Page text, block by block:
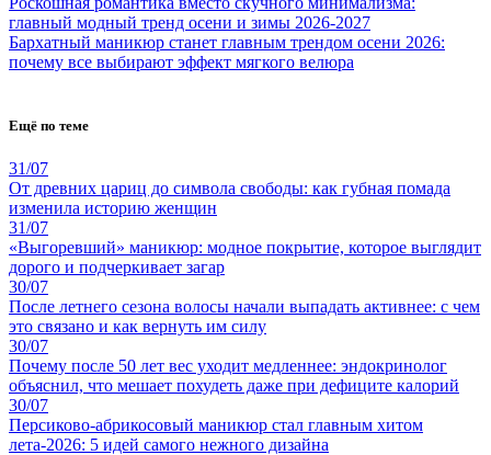
главный модный тренд осени и зимы 2026-2027
Бархатный маникюр станет главным трендом осени 2026:
почему все выбирают эффект мягкого велюра
Ещё по теме
31/07
От древних цариц до символа свободы: как губная помада
изменила историю женщин
31/07
«Выгоревший» маникюр: модное покрытие, которое выглядит
дорого и подчеркивает загар
30/07
После летнего сезона волосы начали выпадать активнее: с чем
это связано и как вернуть им силу
30/07
Почему после 50 лет вес уходит медленнее: эндокринолог
объяснил, что мешает похудеть даже при дефиците калорий
30/07
Персиково-абрикосовый маникюр стал главным хитом
лета-2026: 5 идей самого нежного дизайна